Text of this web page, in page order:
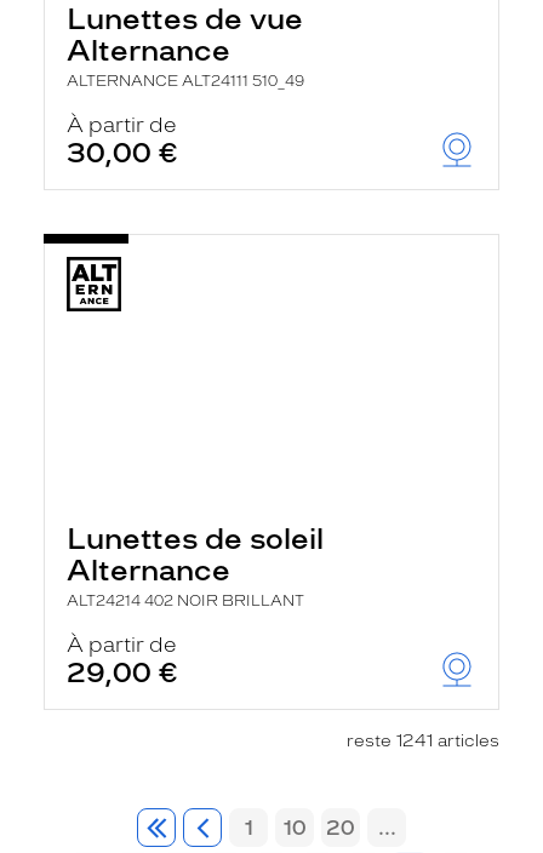
Lunettes de vue
Alternance
ALTERNANCE ALT24111 510_49
À partir de
30,00 €
Lunettes de soleil
Alternance
ALT24214 402 NOIR BRILLANT
À partir de
29,00 €
reste 1241 articles
1 10 20
...